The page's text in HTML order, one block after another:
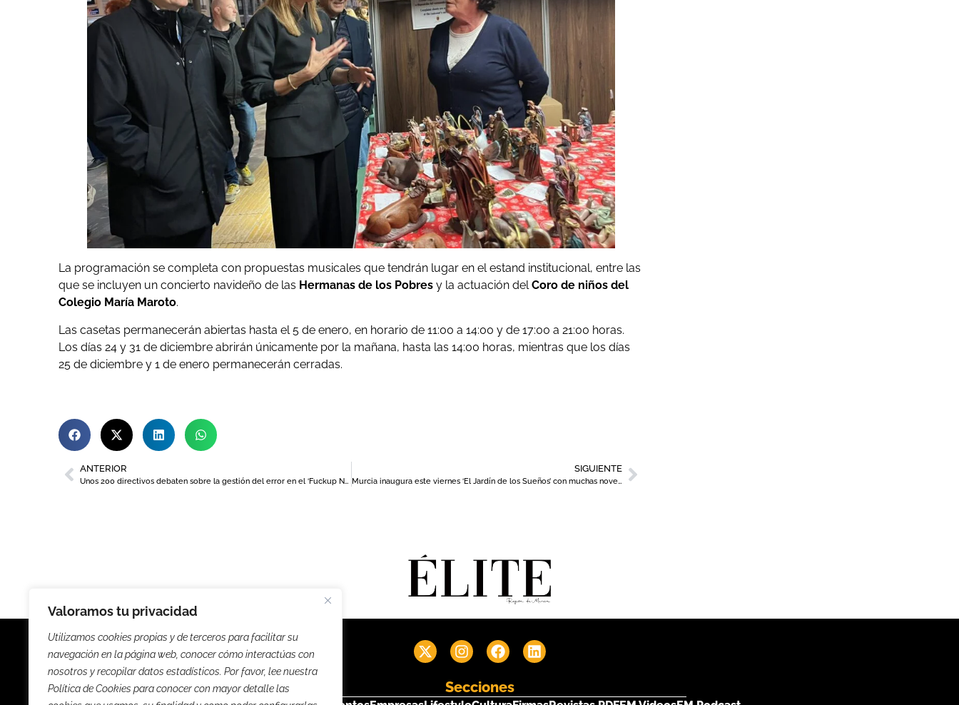
Valoramos tu privacidad
Utilizamos cookies propias y de terceros para facilitar su
navegación en la página web, conocer cómo interactúas con
nosotros y recopilar datos estadísticos. Por favor, lee nuestra
Política de Cookies para conocer con mayor detalle las
La programación se completa con propuestas musicales que tendrán lugar en el estand institucional, entre las
que se incluyen un concierto navideño de las Hermanas de los Pobres y la actuación delCoro de niños del
Colegio María Maroto.
Las casetas permanecerán abiertas hasta el 5 de enero, en horario de 11:00 a 14:00 y de 17:00 a 21:00 horas.
Los días 24 y 31 de diciembre abrirán únicamente por la mañana, hasta las 14:00 horas, mientras que los días
25 de diciembre y 1 de enero permanecerán cerradas.
ANTERIOR
Unos 200 directivos debaten sobre la gestión del error en el ‘Fuckup Nights Murcia’ de Adimur
SIGUIENTE
Murcia inaugura este viernes ‘El Jardín de los Sueños’ con muchas novedades
Secciones